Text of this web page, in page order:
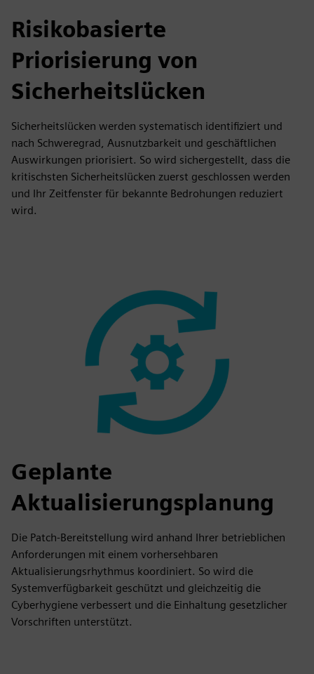
Risikobasierte
Priorisierung von
Sicherheitslücken
Sicherheitslücken werden systematisch identifiziert und
nach Schweregrad, Ausnutzbarkeit und geschäftlichen
Auswirkungen priorisiert. So wird sichergestellt, dass die
kritischsten Sicherheitslücken zuerst geschlossen werden
und Ihr Zeitfenster für bekannte Bedrohungen reduziert
wird.
Geplante
Aktualisierungsplanung
Die Patch-Bereitstellung wird anhand Ihrer betrieblichen
Anforderungen mit einem vorhersehbaren
Aktualisierungsrhythmus koordiniert. So wird die
Systemverfügbarkeit geschützt und gleichzeitig die
Cyberhygiene verbessert und die Einhaltung gesetzlicher
Vorschriften unterstützt.